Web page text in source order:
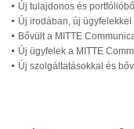
Új tulajdonos és
Új irodában, új ügyfelekkel
Bővült a MITTE
Új ügyfelek a MITTE
Új szolgáltatásokkal és